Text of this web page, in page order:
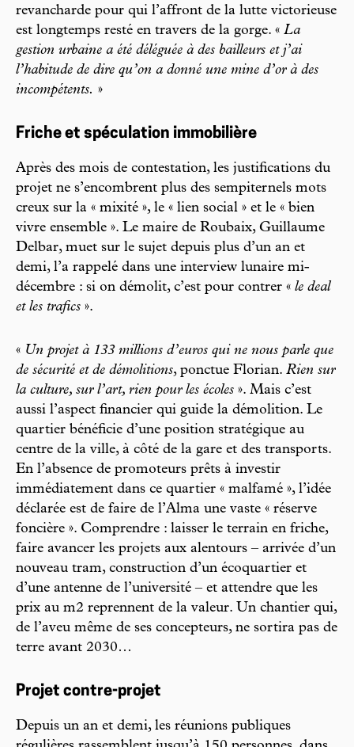
revancharde pour qui l’affront de la lutte victorieuse
est longtemps resté en travers de la gorge. « La
gestion urbaine a été déléguée à des bailleurs et j’ai
l’habitude de dire qu’on a donné une mine d’or à des
incompétents. »
Friche et spéculation immobilière
Après des mois de contestation, les justifications du
projet ne s’encombrent plus des sempiternels mots
creux sur la « mixité », le « lien social » et le « bien
vivre ensemble ». Le maire de Roubaix, Guillaume
Delbar, muet sur le sujet depuis plus d’un an et
demi, l’a rappelé dans une interview lunaire mi-
décembre : si on démolit, c’est pour contrer « le deal
et les trafics ».
« Un projet à 133 millions d’euros qui ne nous parle que
de sécurité et de démolitions, ponctue Florian. Rien sur
la culture, sur l’art, rien pour les écoles ». Mais c’est
aussi l’aspect financier qui guide la démolition. Le
quartier bénéficie d’une position stratégique au
centre de la ville, à côté de la gare et des transports.
En l’absence de promoteurs prêts à investir
immédiatement dans ce quartier « malfamé », l’idée
déclarée est de faire de l’Alma une vaste « réserve
foncière ». Comprendre : laisser le terrain en friche,
faire avancer les projets aux alentours – arrivée d’un
nouveau tram, construction d’un écoquartier et
d’une antenne de l’université – et attendre que les
prix au m2 reprennent de la valeur. Un chantier qui,
de l’aveu même de ses concepteurs, ne sortira pas de
terre avant 2030…
Projet contre-projet
Depuis un an et demi, les réunions publiques